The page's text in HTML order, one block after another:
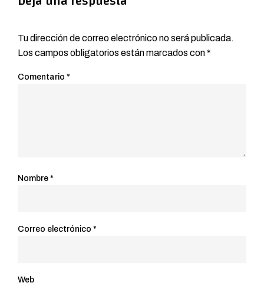
Tu dirección de correo electrónico no será publicada.
Los campos obligatorios están marcados con*
Comentario *
Nombre *
Correo electrónico *
Web